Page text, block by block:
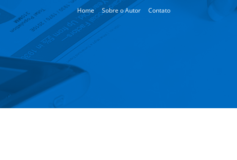
Home Sobre o Autor Contato